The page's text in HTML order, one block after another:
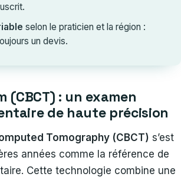
selon le praticien et la région :
un devis.
(CBCT) : un examen
de haute précision
Tomography (CBCT) s’est
années comme la référence de
Cette technologie combine une